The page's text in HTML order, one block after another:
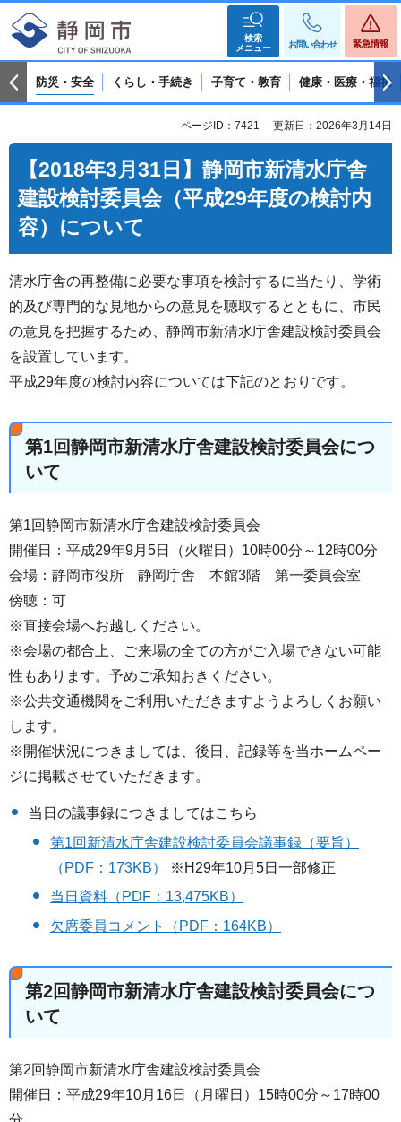
検索
メニュー
お問い合わせ 緊急情報
防災・安全 くらし・手続き 子育て・教育 健康・医療・福祉
ページID：7421 更新日：2026年3月14日
【2018年3月31日】静岡市新清水庁舎
建設検討委員会（平成29年度の検討内
容）について
清水庁舎の再整備に必要な事項を検討するに当たり、学術
的及び専門的な見地からの意見を聴取するとともに、市民
の意見を把握するため、静岡市新清水庁舎建設検討委員会
を設置しています。
平成29年度の検討内容については下記のとおりです。
第1回静岡市新清水庁舎建設検討委員会につ
いて
第1回静岡市新清水庁舎建設検討委員会
開催日：平成29年9月5日（火曜日）10時00分～12時00分
会場：静岡市役所 静岡庁舎 本館3階 第一委員会室
傍聴：可
※直接会場へお越しください。
※会場の都合上、ご来場の全ての方がご入場できない可能
性もあります。予めご承知おきください。
※公共交通機関をご利用いただきますようよろしくお願い
します。
※開催状況につきましては、後日、記録等を当ホームペー
ジに掲載させていただきます。
当日の議事録につきましてはこちら
第1回新清水庁舎建設検討委員会議事録（要旨）
（PDF：173KB）
※H29年10月5日一部修正
当日資料（PDF：13,475KB）
欠席委員コメント（PDF：164KB）
第2回静岡市新清水庁舎建設検討委員会につ
いて
第2回静岡市新清水庁舎建設検討委員会
開催日：平成29年10月16日（月曜日）15時00分～17時00